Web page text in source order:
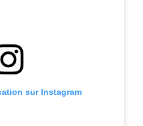
sur Instagram